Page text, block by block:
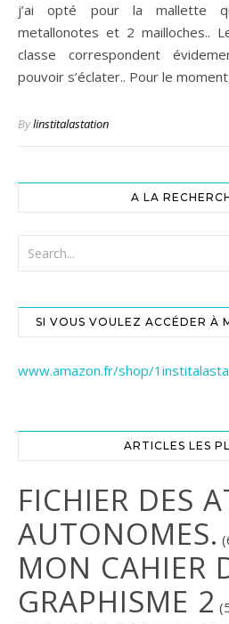
j’ai opté pour la mallette
metallonotes et 2 mailloches..
classe correspondent
pouvoir s’éclater.. Pour le
Bylinstitalastation
A LA
SI VOUS VOULEZ ACCÉDER À
www.amazon.fr/shop/
ARTICLES LES
FICHIER DES
AUTONOMES.
MON CAHIER
GRAPHISME 2